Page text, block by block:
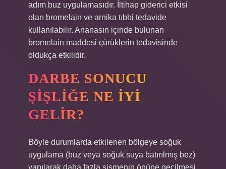
adım buz uygulamasıdır. İltihap giderici etkisi
olan bromelain ve arnika tıbbi tedavide
kullanılabilir. Ananasın içinde bulunan
bromelain maddesi çürüklerin tedavisinde
oldukça etkilidir.
DARBE SONUCU
ŞIŞLIĞE NE IYI
GELIR?
Böyle durumlarda etkilenen bölgeye soğuk
uygulama (buz veya soğuk suya batırılmış bez)
yapılarak daha fazla şişmenin önüne geçilmesi